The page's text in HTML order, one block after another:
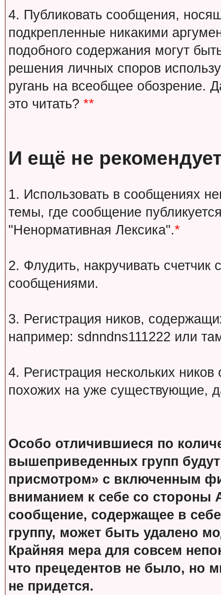
4. Публиковать сообщения,
подкрепленные никакими
подобного содержания могут
решения личных споров
ругань на всеобщее обозрение.
это читать? **
И ещё не
1. Использовать в сообщениях
темы, где сообщение
"Ненормативная Лексика".*
2. Флудить, накручивать
сообщениями.
3. Регистрация ников,
например: sdnndns111222 или
4. Регистрация нескольких
похожих на уже существующие,
Особо отличившиеся по
вышеприведенных групп
присмотром» с включенным
вниманием к себе со стороны
сообщение, содержащее в
группу, может быть удалено
Крайняя мера для совсем
что прецедентов не было, но
не придется.